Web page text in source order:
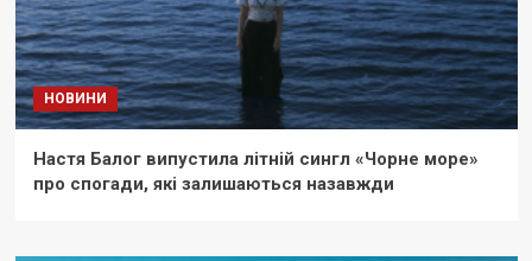
НОВИНИ
Настя Балог випустила літній сингл «Чорне море»
про спогади, які залишаються назавжди